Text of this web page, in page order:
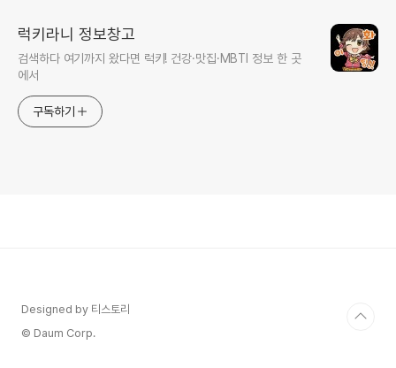
럭키라니 정보창고
검색하다 여기까지 왔다면 럭키! 건강·맛집·MBTI 정보 한 곳
에서
구독하기
Designed by 티스토리
© Daum Corp.